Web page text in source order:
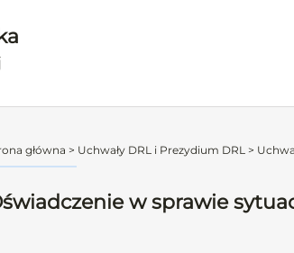
główna > Uchwały DRL i Prezydium DRL >
w sprawie